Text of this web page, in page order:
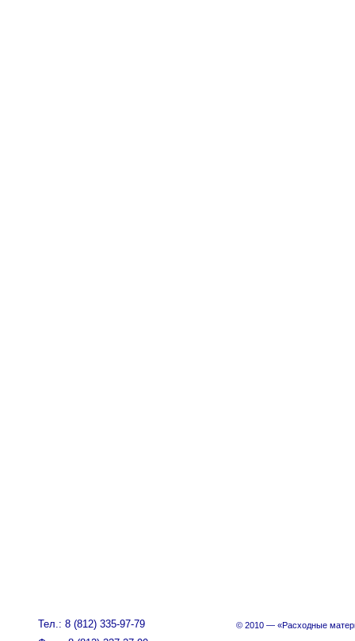
Тел.: 8 (812) 335-97-79
© 2010 — «Расходные